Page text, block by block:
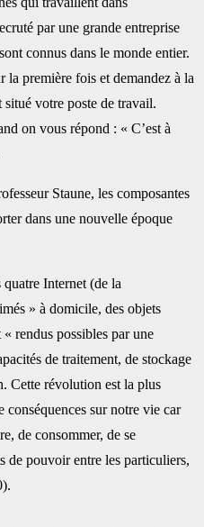
par une grande entreprise
connus dans le ‎monde entier.
la première fois et demandez à la
votre poste de travail.
on vous répond : « C’est à
Staune, les composantes
dans une nouvelle époque
Internet (de la
» à domicile, des objets
rendus possibles ‎par une
de traitement, de stockage
Cette révolution est la plus
‎conséquences sur notre vie car
de consommer, de se
de pouvoir entre les particuliers,